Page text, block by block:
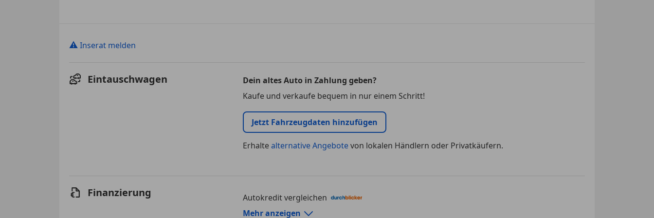
⚠ Inserat melden
Eintauschwagen
Dein altes Auto in Zahlung geben?
Kaufe und verkaufe bequem in nur einem Schritt!
Jetzt Fahrzeugdaten hinzufügen
Erhaltealternative Angebotevon lokalen Händlern oder Privatkäufern.
Finanzierung
Autokredit vergleichen
Autokredit-Rechner von durchblicker.at
Mehr anzeigen